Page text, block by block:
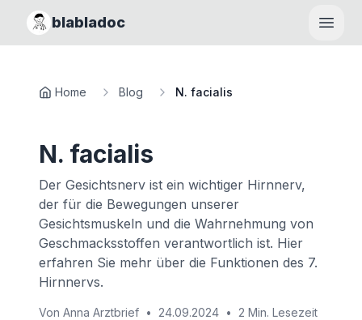
blabladoc
Home Blog N. facialis
N. facialis
Der Gesichtsnerv ist ein wichtiger Hirnnerv,
der für die Bewegungen unserer
Gesichtsmuskeln und die Wahrnehmung von
Geschmacksstoffen verantwortlich ist. Hier
erfahren Sie mehr über die Funktionen des 7.
Hirnnervs.
Von Anna Arztbrief • 24.09.2024 • 2 Min. Lesezeit